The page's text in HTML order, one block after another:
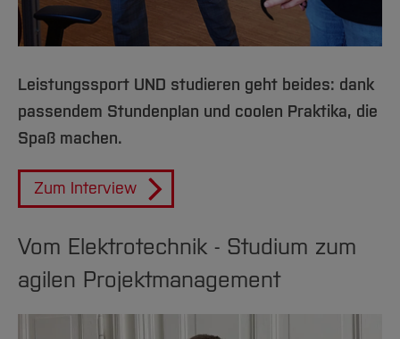
Leistungssport UND studieren geht beides: dank
passendem Stundenplan und coolen Praktika, die
Spaß machen.
Zum Interview
Vom Elektrotechnik - Studium zum
agilen Projektmanagement